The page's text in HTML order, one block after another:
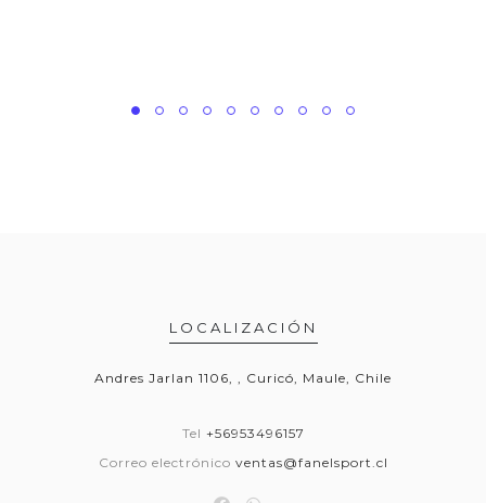
LOCALIZACIÓN
Andres Jarlan 1106, , Curicó, Maule, Chile
Tel +56953496157
Correo electrónico ventas@fanelsport.cl